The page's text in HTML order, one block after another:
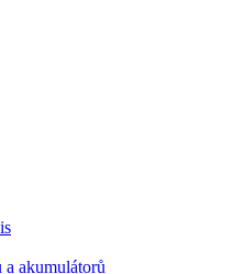
a akumulátorů